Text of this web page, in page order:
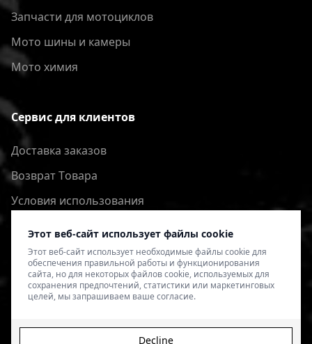
Этот веб-сайт использует файлы cookie
Этот веб-сайт использует необходимые файлы cookie для
обеспечения правильной работы и функционирования
сайта, но для некоторых файлов cookie, используемых для
сохранения предпочтений, статистики или маркетинговых
целей, мы запрашиваем ваше согласие.
Decline
Запчасти для мотоциклов
Мото шины и камеры
Мото химия
Сервис для клиентов
Доставка заказов
Bозврат Tовара
Условия использования
Политика конфиденциальности